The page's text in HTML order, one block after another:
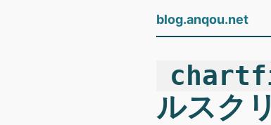
blog.anqou.net
ルスク